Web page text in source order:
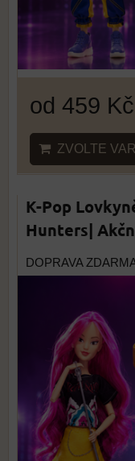
od 459 Kč
ZVOLTE
K-Pop
Hunters|
DOPRAVA